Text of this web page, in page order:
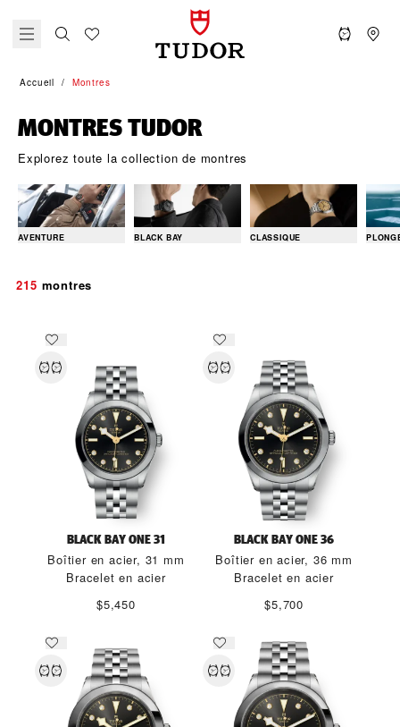
Accueil Montres
MONTRES TUDOR
Explorez toute la collection de montres
AVENTURE BLACK BAY CLASSIQUE
215 montres
BLACK BAY ONE 31
Boîtier en acier, 31 mm
Bracelet en acier
$5,450
BLACK BAY ONE 36
Boîtier en acier, 36 mm
Bracelet en acier
$5,700